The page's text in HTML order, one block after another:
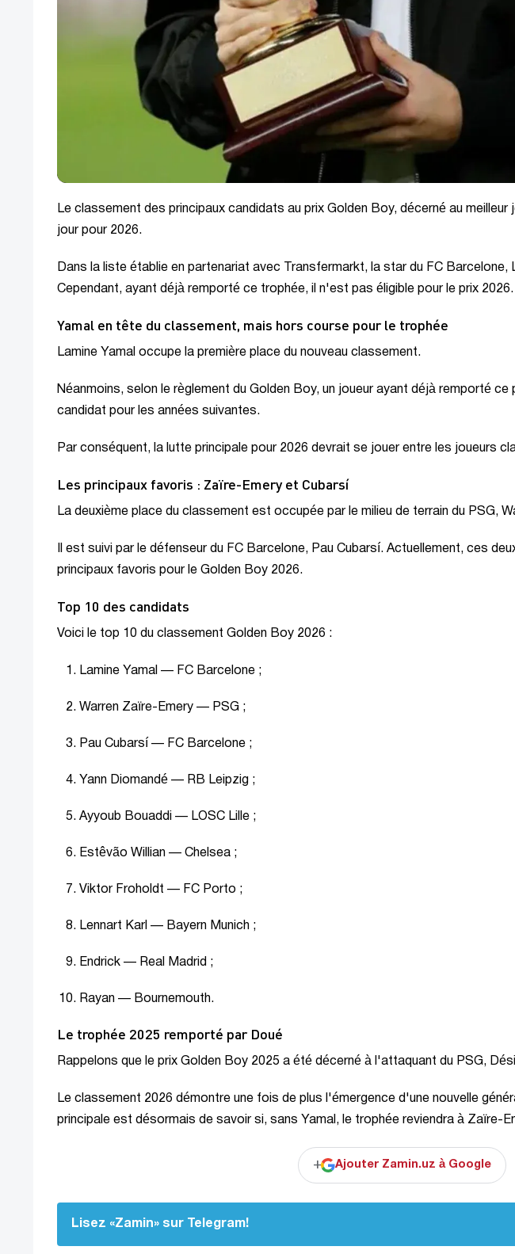
Le classement des principaux candidats au prix Golden Boy, décerné au
jour pour 2026.
Dans la liste établie en partenariat avec Transfermarkt, la star du FC Barcelone,
Cependant, ayant déjà remporté ce trophée, il n'est pas éligible pour le prix 2026.
Yamal en tête du classement, mais hors course pour le trophée
Lamine Yamal occupe la première place du nouveau classement.
Néanmoins, selon le règlement du Golden Boy, un joueur ayant déjà remporté
candidat pour les années suivantes.
Par conséquent, la lutte principale pour 2026 devrait se jouer entre les joueurs
Les principaux favoris : Zaïre-Emery et Cubarsí
La deuxième place du classement est occupée par le milieu de terrain du PSG,
Il est suivi par le défenseur du FC Barcelone, Pau Cubarsí. Actuellement, ces
principaux favoris pour le Golden Boy 2026.
Top 10 des candidats
Voici le top 10 du classement Golden Boy 2026 :
Lamine Yamal — FC Barcelone ;
Warren Zaïre-Emery — PSG ;
Pau Cubarsí — FC Barcelone ;
Yann Diomandé — RB Leipzig ;
Ayyoub Bouaddi — LOSC Lille ;
Estêvão Willian — Chelsea ;
Viktor Froholdt — FC Porto ;
Lennart Karl — Bayern Munich ;
Endrick — Real Madrid ;
Rayan — Bournemouth.
Le trophée 2025 remporté par Doué
Rappelons que le prix Golden Boy 2025 a été décerné à l'attaquant du PSG,
Le classement 2026 démontre une fois de plus l'émergence d'une nouvelle
principale est désormais de savoir si, sans Yamal, le trophée reviendra à Zaïre-
+ Ajouter Zamin.uz à Google
Lisez «Zamin» sur Telegram!